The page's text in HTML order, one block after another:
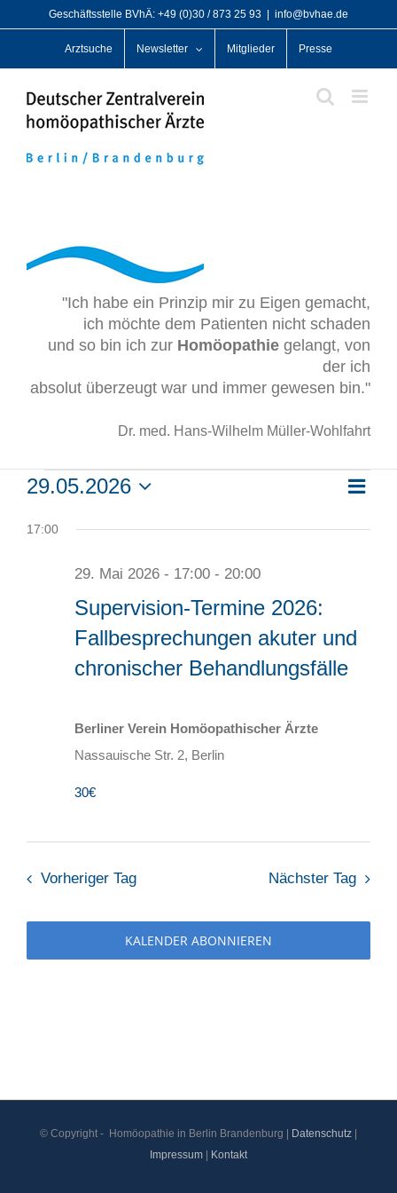
springen
Geschäftsstelle BVhÄ: +49 (0)30 / 873 25 93 info@bvhae.de
Arztsuche Newsletter Mitglieder Presse
"Ich habe ein Prinzip mir zu Eigen gemacht,
ich möchte dem Patienten nicht schaden
und so bin ich zur Homöopathie gelangt, von
der ich
absolut überzeugt war und immer gewesen bin."
Dr. med. Hans-Wilhelm Müller-Wohlfahrt
Veranstaltungen
für
29.
Mai
2026
Tag
29.05.2026
wählen.
17:00
Supervision-Termine 2026:
Fallbesprechungen akuter und
chronischer Behandlungsfälle
29. Mai 2026 - 17:00 - 20:00
Berliner Verein Homöopathischer Ärzte
Nassauische Str. 2, Berlin
30€
Vorheriger Tag Nächster Tag
KALENDER ABONNIEREN
© Copyright - Homöopathie in Berlin Brandenburg | Datenschutz
Impressum
Kontakt